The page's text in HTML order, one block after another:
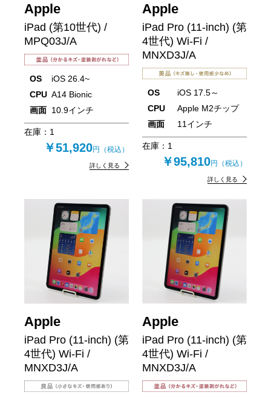
Apple
iPad (第10世代) /
MPQ03J/A
OS
iOS 26.4~
CPU A14 Bionic
画面 10.9インチ
在庫： 1
￥51,920円（税込）
詳しく見る
Apple
iPad Pro (11-inch) (第
4世代) Wi-Fi /
MNXD3J/A
OS
iOS 17.5～
CPU
Apple M2チップ
画面
11インチ
在庫： 1
￥95,810円（税込）
詳しく見る
Apple
iPad Pro (11-inch) (第
4世代) Wi-Fi /
MNXD3J/A
Apple
iPad Pro (11-inch) (第
4世代) Wi-Fi /
MNXD3J/A